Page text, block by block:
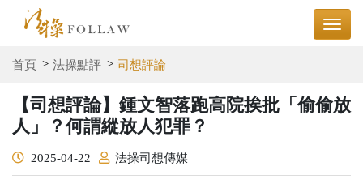
首頁 法操點評 司想評論
【司想評論】鍾文智落跑高院挨批「偷偷放
人」？何謂縱放人犯罪？
2025-04-22 法操司想傳媒